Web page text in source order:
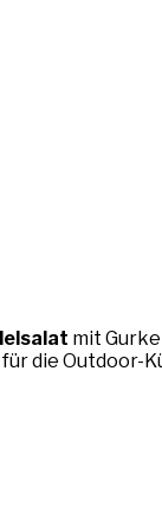
mit
die Outdoor-